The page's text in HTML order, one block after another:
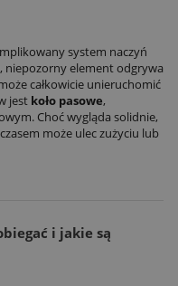
system naczyń
niepozorny element odgrywa
całkowicie unieruchomić
jest koło pasowe,
Choć wygląda solidnie,
może ulec zużyciu lub
i jakie są